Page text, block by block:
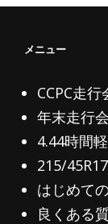
ー
シ
ョ
ン
メニュー
CCPC走行
年末走行会
4.44時間
215/
はじめて
良くある